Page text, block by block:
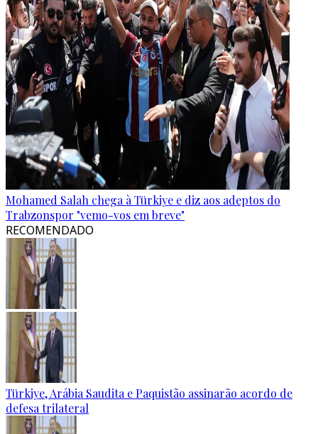
Mohamed Salah chega à Türkiye e diz aos adeptos do
Trabzonspor "vemo-vos em breve"
RECOMENDADO
Türkiye, Arábia Saudita e Paquistão assinarão acordo de
defesa trilateral